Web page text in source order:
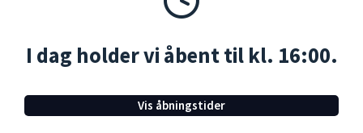
I dag holder vi åbent til kl. 16:00.
Vis åbningstider